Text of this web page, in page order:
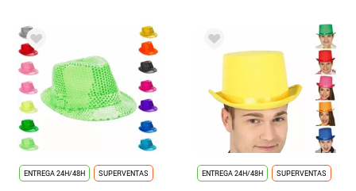
ENTREGA 24H/48H SUPERVENTAS ENTREGA 24H/48H SUPERVENTAS